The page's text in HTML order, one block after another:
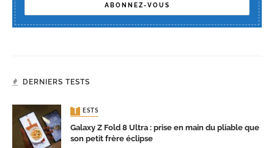
DERNIERS TESTS
TESTS
Galaxy Z Fold 8 Ultra : prise en main du pliable que
son petit frère éclipse